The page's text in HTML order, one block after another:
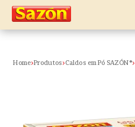
Home Produtos Caldos em Pó SAZÓN ®